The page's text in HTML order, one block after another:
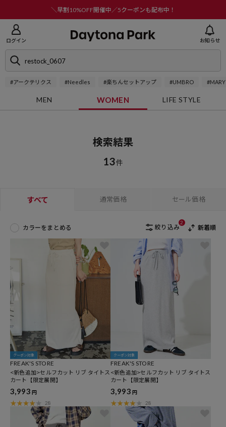
＼早割10%OFF開催中／5クーポンも配布中！
ログイン お知らせ
#アークテリクス #Needles #楽ちんセットアップ #UMBRO
MEN WOMEN LIFE STYLE
検索結果
13件
すべて 通常価格 セール価格
カラーをまとめる 絞り込み
2
新着順
クーポン対象
FREAK'S STORE
<新色追加>セルフカット リブ タイトス
カート【限定展開】
3,993 円
28
クーポン対象
FREAK'S STORE
<新色追加>セルフカット リブ タイトス
カート【限定展開】
3,993 円
28